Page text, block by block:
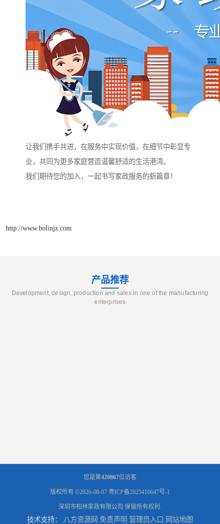
让我们携手共进，在服务中实现价值，在细节中彰显专
业，共同为更多家庭营造温馨舒适的生活港湾。
我们期待您的加入，一起书写家政服务的新篇章！
http://www.bolinjz.com
产品推荐
Development, design, production and sales in one of the manufacturing
enterprises
您是第420867位访客
版权所有 ©2026-08-07 粤ICP备2025416647号-1
深圳市柏林家政有限公司 保留所有权利.
技术支持： 八方资源网 免责声明 管理员入口 网站地图